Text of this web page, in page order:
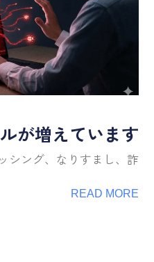
が増えています
シング、なりすまし、詐
READ MORE